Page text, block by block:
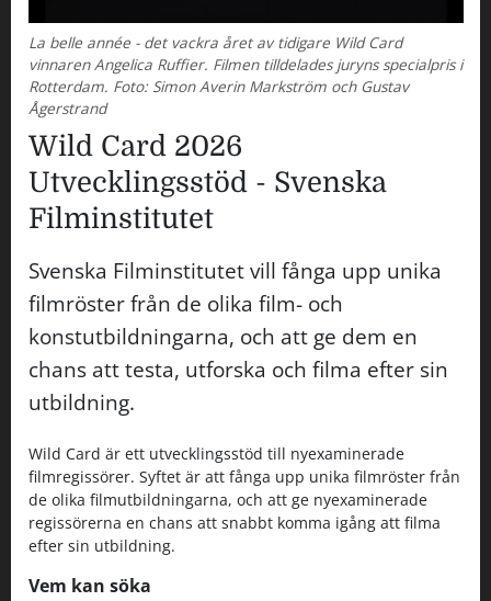
La belle année - det vackra året av tidigare Wild Card
vinnaren Angelica Ruffier. Filmen tilldelades juryns specialpris i
Rotterdam. Foto: Simon Averin Markström och Gustav
Ågerstrand
Wild Card 2026
Utvecklingsstöd - Svenska
Filminstitutet
Svenska Filminstitutet vill fånga upp unika
filmröster från de olika film- och
konstutbildningarna, och att ge dem en
chans att testa, utforska och filma efter sin
utbildning.
Wild Card är ett utvecklingsstöd till nyexaminerade
filmregissörer. Syftet är att fånga upp unika filmröster från
de olika filmutbildningarna, och att ge nyexaminerade
regissörerna en chans att snabbt komma igång att filma
efter sin utbildning.
Vem kan söka